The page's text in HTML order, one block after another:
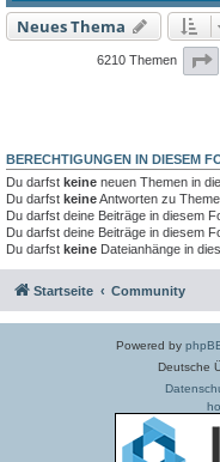
Neues Thema
6210 Themen
BERECHTIGUNGEN IN DIESEM
Du darfst keine neuen Themen in
Du darfst keineAntworten zu
Du darfst deine Beiträge in diesem
Du darfst deine Beiträge in diesem
Du darfst keine Dateianhänge in
Startseite Community
Powered by
Deutsche